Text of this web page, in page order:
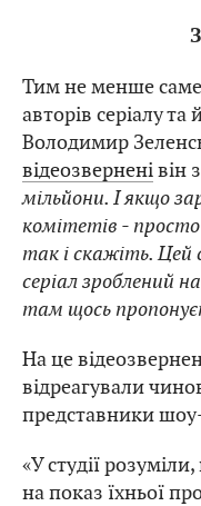
Тим не менше
авторів серіалу
Володимир
відеозверненівін
мільйони. І якщо
комітетів -
так і скажіть. Цей
серіал зроблений
там щось
На це
відреагували
представники
«У студії
на показ їхньої